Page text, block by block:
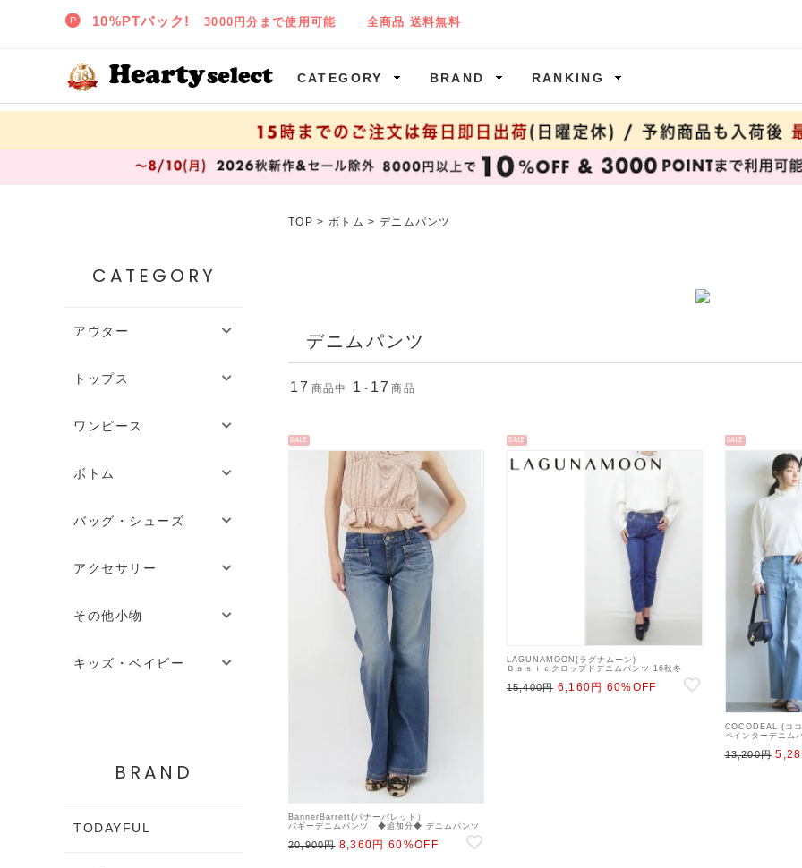
CATEGORY BRAND RANKING
TOP > ボトム > デニムパンツ
デニムパンツ
17 商品中 1 - 17 商品
SALE
BannerBarrett(バナーバレット）
バギーデニムパンツ ◆追加分◆ デニムパンツ
20,900円 8,360円 60%OFF
SALE
LAGUNAMOON(ラグナムーン)
Ｂａｓｉｃクロップドデニムパンツ 16秋冬
【31630702301】 デニムパンツ sale 22gw
15,400円 6,160円 60%OFF
SALE
COCODEAL (ココ
ペインターデニム
13,200円
CATEGORY
アウター
トップス
ワンピース
ボトム
バッグ・シューズ
アクセサリー
その他小物
キッズ・ベイビー
BRAND
TODAYFUL